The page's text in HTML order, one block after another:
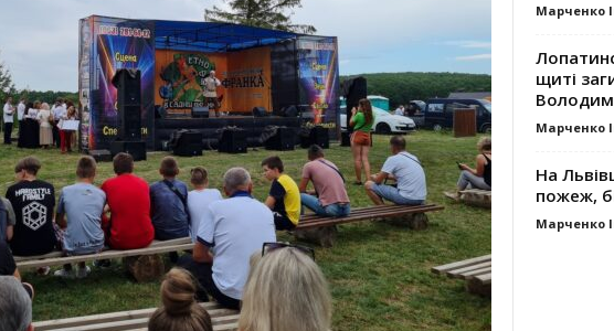
Марченко
щиті
Марченко
На
пожеж,
Марченко